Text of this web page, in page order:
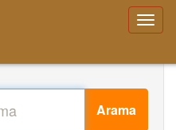
Arama